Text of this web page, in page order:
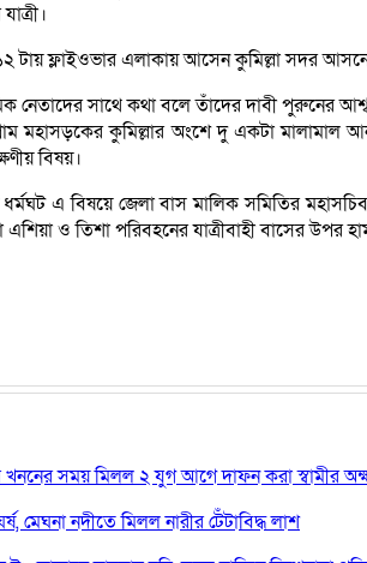
টায় ফ্লাইওভার এলাকায় আসেন কুমিল্লা সদর
নেতাদের সাথে কথা বলে তাঁদের দাবী পুরুনের
মহাসড়কের কুমিল্লার অংশে দু একটা মালামাল
বিষয়।
এ বিষয়ে জেলা বাস মালিক সমিতির মহাসচিব
এশিয়া ও তিশা পরিবহনের যাত্রীবাহী বাসের উপর
খননের সময় মিলল ২ যুগ আগে দাফন করা স্বামীর
মেঘনা নদীতে মিলল নারীর টেঁটাবিদ্ধ লাশ